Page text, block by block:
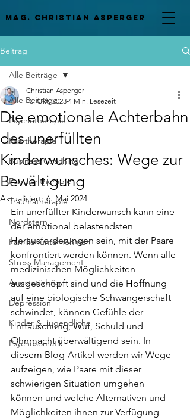
mag. Christian asperger
Beitrag
Alle Beiträge
Psychotherapie
Paartherapie
Business Coaching
Familientherapie
Traumatherapie
Nordstern
Familienunternehmen
Stress Management
Angststörung
Depression
Kinder & Jugendliche
Psychosomatik
Alle Beiträge
Die emotionale Achterbahn
des unerfüllten
Kinderwunsches: Wege zur
Bewältigung
Christian Asperger
10. Okt. 2023 4 Min. Lesezeit
Aktualisiert:6. Mai 2024
Ein unerfüllter Kinderwunsch kann eine
der emotional belastendsten
Herausforderungen sein, mit der Paare
konfrontiert werden können. Wenn alle
medizinischen Möglichkeiten
ausgeschöpft sind und die Hoffnung
auf eine biologische Schwangerschaft
schwindet, können Gefühle der
Enttäuschung, Wut, Schuld und
Ohnmacht überwältigend sein. In
diesem Blog-Artikel werden wir Wege
aufzeigen, wie Paare mit dieser
schwierigen Situation umgehen
können und welche Alternativen und
Möglichkeiten ihnen zur Verfügung